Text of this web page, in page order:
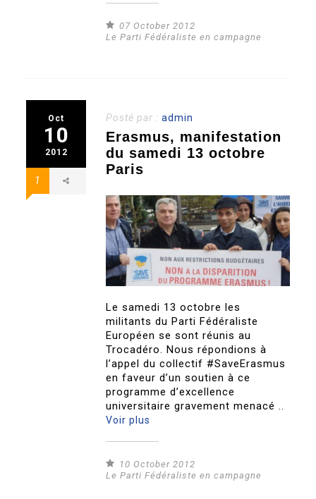
07 October 2012
Le Parti Fédéraliste en campagne
Oct
10
2012
1
Posté par :admin
Erasmus, manifestation
du samedi 13 octobre
Paris
Le samedi 13 octobre les
militants du Parti Fédéraliste
Européen se sont réunis au
Trocadéro. Nous répondions à
l’appel du collectif #SaveErasmus
en faveur d’un soutien à ce
programme d’excellence
universitaire gravement menacé ..
Voir plus
10 October 2012
Le Parti Fédéraliste en campagne